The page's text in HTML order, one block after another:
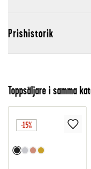
Prishistorik
Toppsäljare i samma
-15%